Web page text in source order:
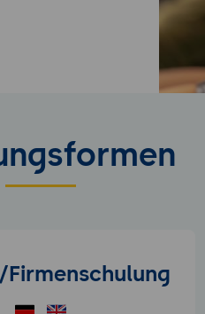
Firmenschulung